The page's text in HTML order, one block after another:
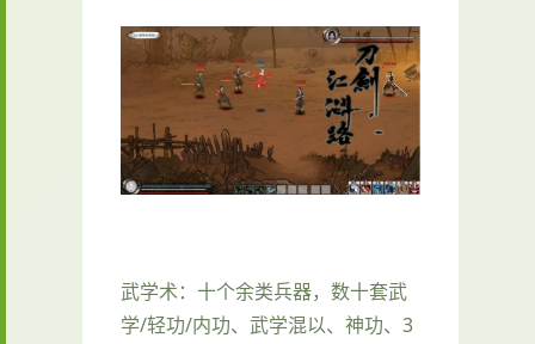
武学术：十个余类兵器，数十套武
学/轻功/内功、武学混以、神功、3